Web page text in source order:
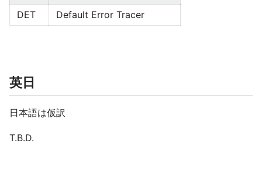
DET
Default Error Tracer
英日
日本語は仮訳
T.B.D.